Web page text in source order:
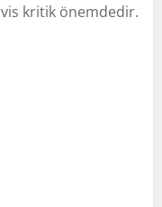
kritik önemdedir.